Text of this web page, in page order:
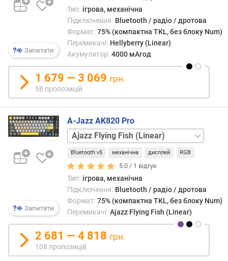
и
к
і
в
с
и
л
н
а
и
с
н
я
г
Запитати
Тип: ігрова, механічна
Підключення: Bluetooth / радіо / дротова
Формат: 75% (компактна TKL, без блоку Num)
Перемикачі: Hellyberry (Linear)
Акумулятор: 4000 мАгод
1 679 — 3 069 грн.
58 пропозицій
Запитати
A-Jazz AK820 Pro
Ajazz
Gift
(Linear)Epomaker
Creamy
Jade
(Linear)
Bluetooth v5 механічна дисплей RGB
5.0 / 1 відгук
Тип: ігрова, механічна
Підключення: Bluetooth / радіо / дротова
Формат: 75% (компактна TKL, без блоку Num)
Перемикачі: Ajazz Flying Fish (Linear)
2 681 — 4 818 грн.
108 пропозицій